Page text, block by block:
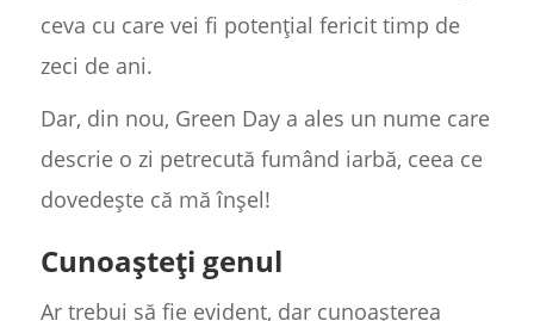
ceva cu care vei fi potențial fericit timp de
zeci de ani.
Dar, din nou, Green Day a ales un nume care
descrie o zi petrecută fumând iarbă, ceea ce
dovedește că mă înșel!
Cunoașteți genul
Ar trebui să fie evident, dar cunoașterea